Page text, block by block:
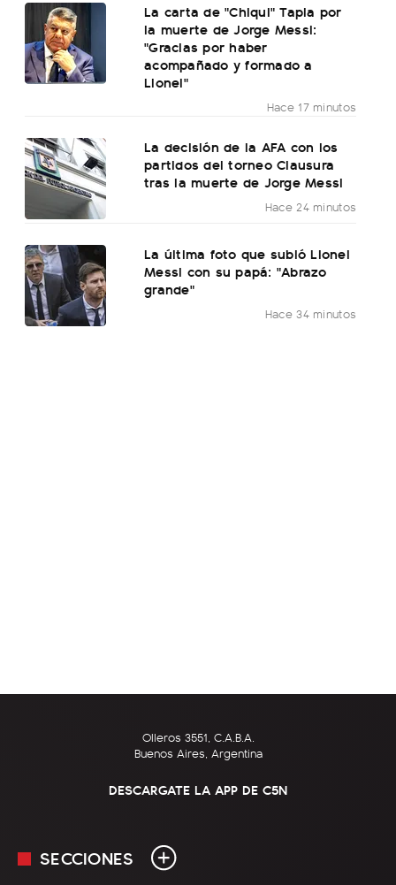
La carta de "Chiqui" Tapia por
la muerte de Jorge Messi:
"Gracias por haber
acompañado y formado a
Lionel"
Hace 17 minutos
La decisión de la AFA con los
partidos del torneo Clausura
tras la muerte de Jorge Messi
Hace 24 minutos
La última foto que subió Lionel
Messi con su papá: "Abrazo
grande"
Hace 34 minutos
Olleros 3551, C.A.B.A.
Buenos Aires, Argentina
DESCARGATE LA APP DE C5N
SECCIONES